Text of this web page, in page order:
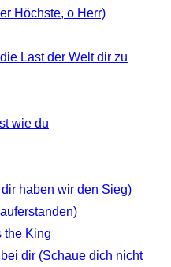
Höchste, o Herr)
Last der Welt dir zu
wie du
haben wir den Sieg)
the King
dir (Schaue dich nicht